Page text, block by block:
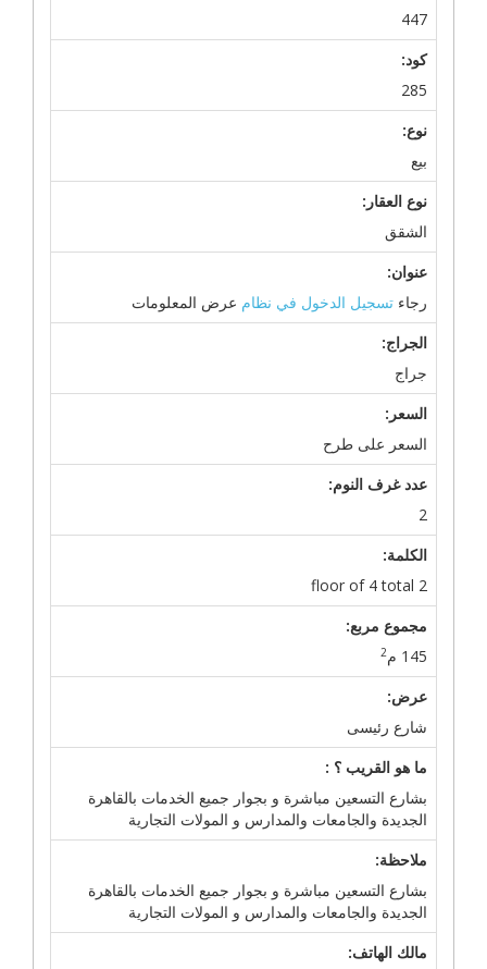
447
كود:
285
نوع:
بيع
نوع العقار:
الشقق
عنوان:
رجاء تسجيل الدخول في نظام عرض المعلومات
الجراج:
جراج
السعر:
السعر على طرح
عدد غرف النوم:
2
الكلمة:
2 floor of 4 total
مجموع مربع:
145 م
2
عرض:
شارع رئيسى
ما هو القريب ؟ :
بشارع التسعين مباشرة و بجوار جميع الخدمات بالقاهرة
الجديدة والجامعات والمدارس و المولات التجارية
ملاحظة:
بشارع التسعين مباشرة و بجوار جميع الخدمات بالقاهرة
الجديدة والجامعات والمدارس و المولات التجارية
مالك الهاتف: